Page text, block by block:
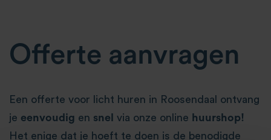
Offerte aanvragen
Een offerte voor licht huren in Roosendaal ontvang
je eenvoudig en snel via onze online huurshop!
Het enige dat je hoeft te doen is de benodigde